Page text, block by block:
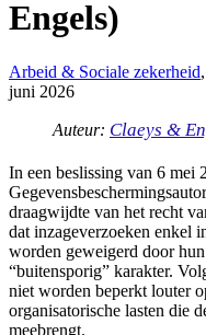
Engels)
Arbeid & Sociale zekerheid,
juni 2026
Auteur: Claeys &
In een beslissing van 6 mei
draagwijdte van het recht
dat inzageverzoeken enkel
worden geweigerd door
“buitensporig” karakter.
niet worden beperkt louter
organisatorische lasten die
meebrengt.